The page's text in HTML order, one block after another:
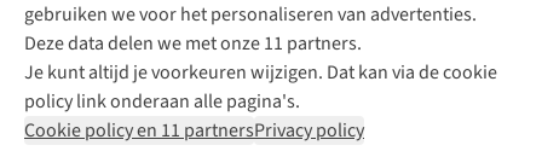
gebruiken we voor het personaliseren van advertenties.
Deze data delen we met onze 11 partners.
Je kunt altijd je voorkeuren wijzigen. Dat kan via de cookie
policy link onderaan alle pagina's.
Cookie policy en 11 partnersPrivacy policy